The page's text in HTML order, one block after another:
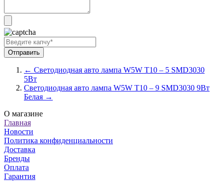
← Светодиодная авто лампа W5W T10 – 5 SMD3030
5Вт
Светодиодная авто лампа W5W T10 – 9 SMD3030 9Вт
Белая →
О магазине
Главная
Новости
Политика конфиденциальности
Доставка
Бренды
Оплата
Гарантия